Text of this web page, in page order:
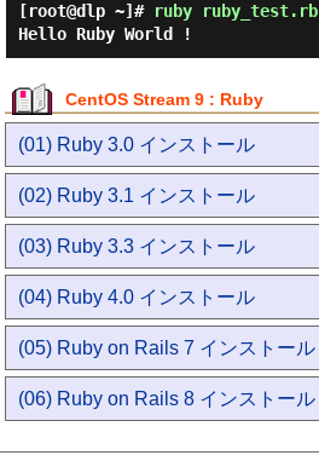
[root@dlp ~]# ruby ruby_test.rb
Hello Ruby World !
CentOS Stream 9 : Ruby
(01) Ruby 3.0 インストール
(02) Ruby 3.1 インストール
(03) Ruby 3.3 インストール
(04) Ruby 4.0 インストール
(05) Ruby on Rails 7 インストール
(06) Ruby on Rails 8 インストール